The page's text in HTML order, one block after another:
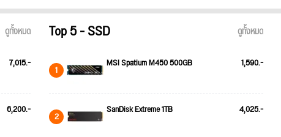
ดูทั้งหมด
7,015.-
6,200.-
Top 5 - SSD ดูทั้งหมด
1 MSI Spatium M450 500GB 1,590.-
2 SanDisk Extreme 1TB 4,025.-